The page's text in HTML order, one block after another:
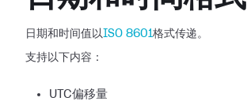
日期和时间值以ISO 8601格式传递。
支持以下内容：
UTC偏移量